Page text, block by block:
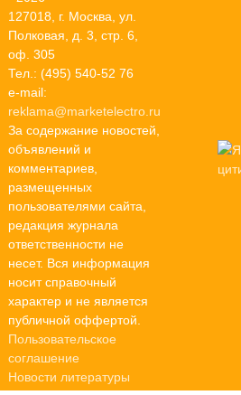
127018, г. Москва, ул.
Полковая, д. 3, стр. 6,
оф. 305
Тел.: (495) 540-52 76
e-mail:
reklama@marketelectro.ru
За содержание новостей,
объявлений и
комментариев,
размещенных
пользователями сайта,
редакция журнала
ответственности не
несет. Вся информация
носит справочный
характер и не является
публичной оффертой.
Пользовательское
соглашение
Новости литературы